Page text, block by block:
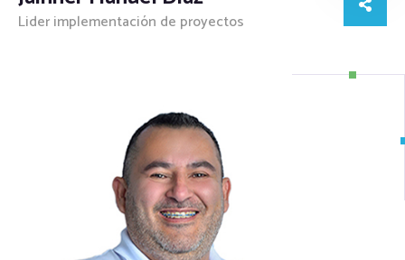
Lider implementación de proyectos